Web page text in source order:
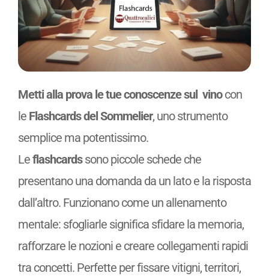
Metti alla prova le tue conoscenze sul vinocon
le Flashcards del Sommelier, uno strumento
semplice ma potentissimo.
Leflashcardssono piccole schede che
presentano una domanda da un lato e la risposta
dall’altro. Funzionano come un allenamento
mentale: sfogliarle significa sfidare la memoria,
rafforzare le nozioni e creare collegamenti rapidi
tra concetti. Perfette per fissare vitigni, territori,